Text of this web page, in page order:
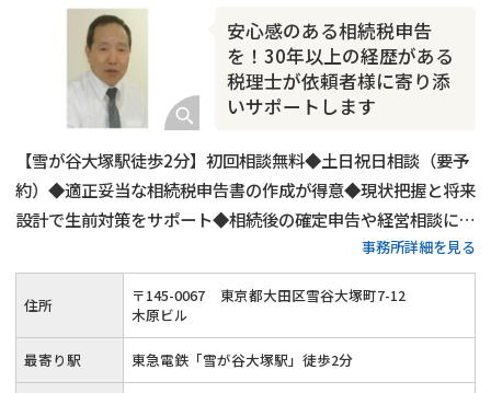
相続人調査
相続財産調査
相続トラブル
安心感のある相続税申告
を！30年以上の経歴がある
税理士が依頼者様に寄り添
いサポートします
【雪が谷大塚駅徒歩2分】初回相談無料◆土日祝日相談（要予
約）◆適正妥当な相続税申告書の作成が得意◆現状把握と将来
設計で生前対策をサポート◆相続後の確定申告や経営相談にも
対応可能◆ベテラン税理士が相談から申告後のフォローまで対
応します。まずは相続税に関するお悩みをお聞かせください。
事務所詳細を見る
住所 〒145-0067
東京都大田区雪谷大塚町7-12
木原ビル
最寄り駅 東急電鉄「雪が谷大塚駅」徒歩2分